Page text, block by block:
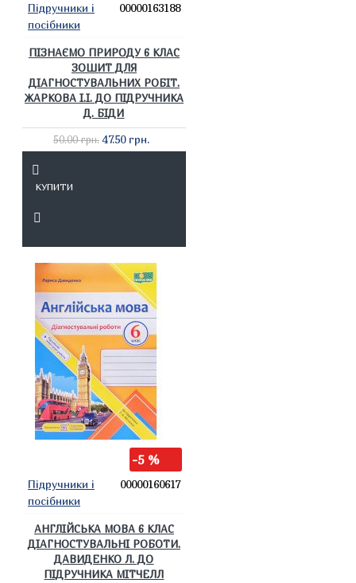
Підручники і
посібники
00000163188
ПІЗНАЄМО ПРИРОДУ 6 КЛАС
ЗОШИТ ДЛЯ
ДІАГНОСТУВАЛЬНИХ РОБІТ.
ЖАРКОВА І.І. ДО ПІДРУЧНИКА
Д. БІДИ
50.00 грн. 47.50 грн.
КУПИТИ
-5 %
Підручники і
посібники
00000160617
АНГЛІЙСЬКА МОВА 6 КЛАС
ДІАГНОСТУВАЛЬНІ РОБОТИ.
ДАВИДЕНКО Л. ДО
ПІДРУЧНИКА МІТЧЕЛЛ